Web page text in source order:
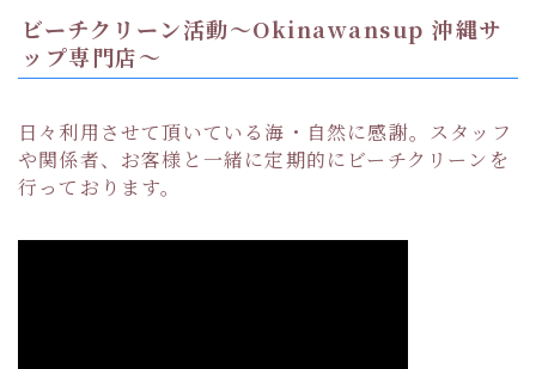
ビーチクリーン活動〜Okinawansup 沖縄サ
ップ専門店〜
日々利用させて頂いている海・自然に感謝。スタッフ
や関係者、お客様と一緒に定期的にビーチクリーンを
行っております。